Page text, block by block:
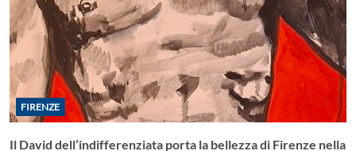
FIRENZE
Il David dell’indifferenziata porta la bellezza di Firenze nella